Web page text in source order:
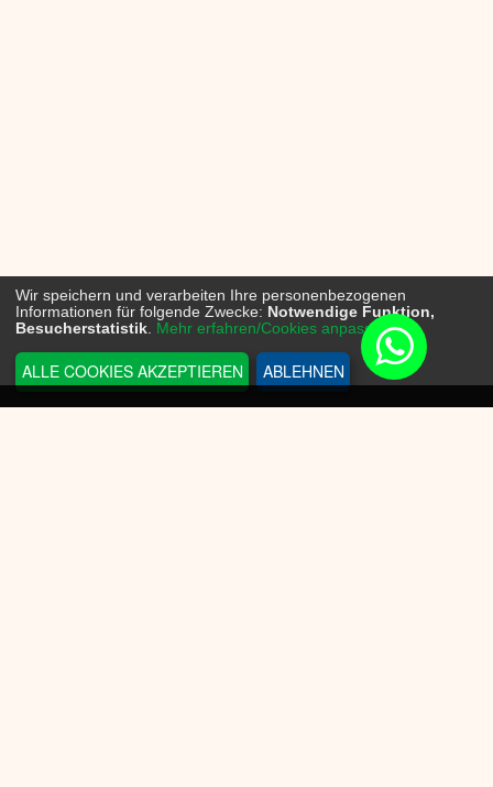
Wir speichern und verarbeiten Ihre personenbezogenen
Informationen für folgende Zwecke: Notwendige Funktion,
Besucherstatistik Mehr erfahren/Cookies anpassen...
ALLE COOKIES AKZEPTIEREN ABLEHNEN